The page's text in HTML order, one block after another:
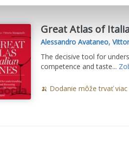
Great Atlas of
Alessandro Avataneo,
The decisive tool for
competence and taste...
🍌 Dodanie môže trvať